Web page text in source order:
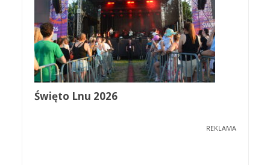
Święto Lnu 2026
REKLAMA